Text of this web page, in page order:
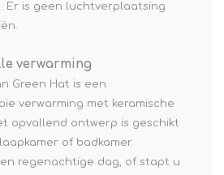
Er is geen luchtverplaatsing
verwarming
Green Hat is een
verwarming met keramische
opvallend ontwerp is geschikt
of badkamer.
regenachtige dag, of stapt u